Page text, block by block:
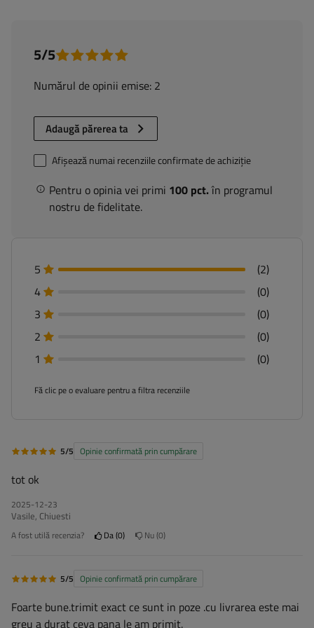
5/5
Numărul de opinii emise: 2
Adaugă părerea ta
Pentru o opinia vei primi 100 pct.în programul
nostru de fidelitate.
Afișează numai recenziile confirmate de achiziție
5
(2)
4
(0)
3
(0)
2
(0)
1
(0)
Fă clic pe o evaluare pentru a filtra recenziile
5/5 Opinie confirmată prin cumpărare
tot ok
2025-12-23
Vasile, Chiuesti
A fost utilă recenzia? Da 0 Nu 0
5/5 Opinie confirmată prin cumpărare
Foarte bune.trimit exact ce sunt in poze .cu livrarea este mai
greu a durat ceva pana le am primit.